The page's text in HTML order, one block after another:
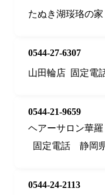
たぬき湖珱珞の家
0544-27-6307
山田輪店 固定電
0544-21-9659
ヘアーサロン華羅
固定電話
静岡
0544-24-2113